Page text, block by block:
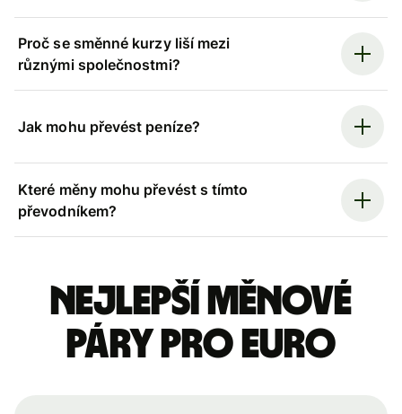
Proč se směnné kurzy liší mezi
různými společnostmi?
Jak mohu převést peníze?
Které měny mohu převést s tímto
převodníkem?
Nejlepší měnové
páry pro euro